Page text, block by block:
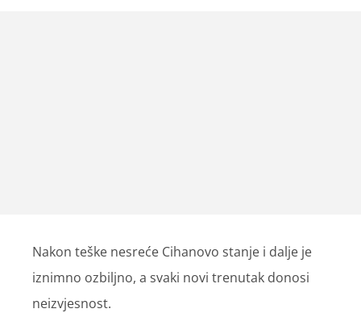
Nakon teške nesreće Cihanovo stanje i dalje je
iznimno ozbiljno, a svaki novi trenutak donosi
neizvjesnost.